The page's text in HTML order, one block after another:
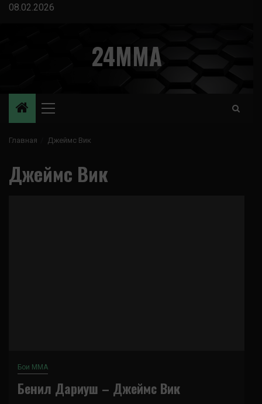
Перейти
08.02.2026
24MMA
Основное
Главная Джеймс Вик
Джеймс Вик
Бои ММА
Бенил Дариуш – Джеймс Вик